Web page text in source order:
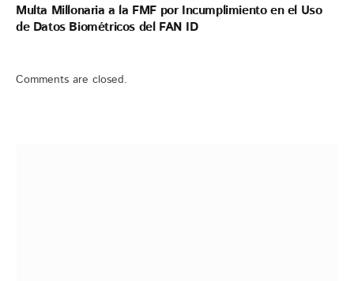
Multa Millonaria a la FMF por Incumplimiento en el Uso
de Datos Biométricos del FAN ID
Comments are closed.